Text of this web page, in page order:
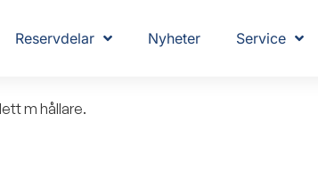
Reservdelar Nyheter Service
m hållare.